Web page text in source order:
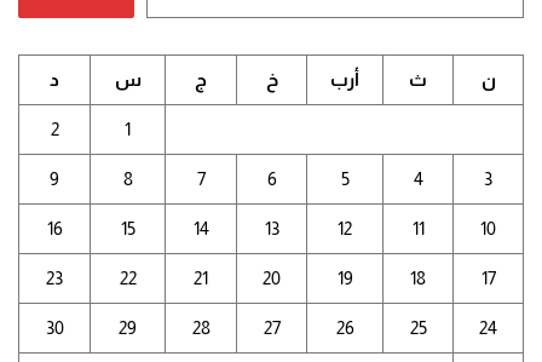
ن ث أرب خ ج س د
1
2
3
4
5
6
7
8
9
10
11
12
13
14
15
16
17
18
19
20
21
22
23
24
25
26
27
28
29
30